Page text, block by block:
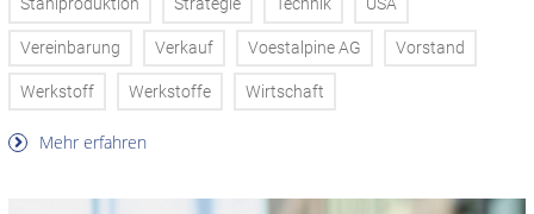
Stahlproduktion Strategie Technik USA
Vereinbarung Verkauf Voestalpine AG Vorstand
Werkstoff Werkstoffe Wirtschaft
Mehr erfahren